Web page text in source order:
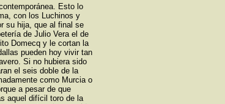
Esto lo
con los Luchinos y
su hija, que al final se
de Julio Vera el de
Domecq y le cortan la
pueden hoy vivir tan
Si no hubiera sido
el seis doble de la
como Murcia o
a pesar de que
aquel difícil toro de la